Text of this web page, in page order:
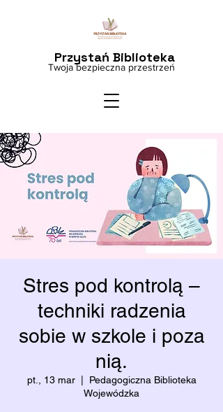
Twoja bezpieczna przestrzeń
Przystań Biblioteka
Stres pod kontrolą –
techniki radzenia
sobie w szkole i poza
nią.
pt., 13 mar
  |
Pedagogiczna Biblioteka
Wojewódzka